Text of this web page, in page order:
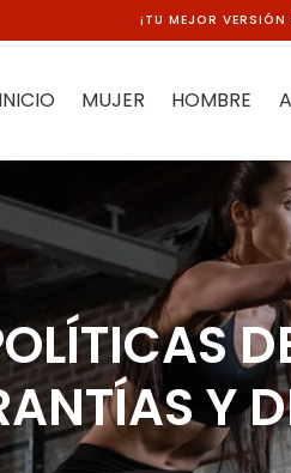
¡TU MEJOR
INICIO MUJER HOMBRE
Y